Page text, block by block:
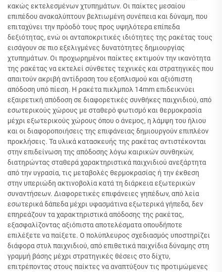
κακώς εκτελεσμένων χτυπημάτων. Οι παίκτες μεσαίου
επιπέδου ανακαλύπτουν βελτιωμένη συνέπεια και δύναμη, που
επιταχύνει την πρόοδό τους προς υψηλότερα επίπεδα
δεξιότητας, ενώ οι ανταποκριτικές ιδιότητες της ρακέτας τους
εισάγουν σε πιο εξελιγμένες δυνατότητες δημιουργίας
χτυπημάτων. Οι προχωρημένοι παίκτες εκτιμούν την ικανότητα
της ρακέτας να εκτελεί σύνθετες τεχνικές και στρατηγικές που
απαιτούν ακριβή αντίδραση του εξοπλισμού και αξιόπιστη
απόδοση υπό πίεση. Η ρακέτα πικλμπολ 14mm επιδεικνύει
εξαιρετική απόδοση σε διαφορετικές συνθήκες παιχνιδιού, από
εσωτερικούς χώρους με σταθερό φωτισμό και θερμοκρασία
μέχρι εξωτερικούς χώρους όπου ο άνεμος, η λάμψη του ήλιου
και οι διαφοροποιήσεις της επιφάνειας δημιουργούν επιπλέον
προκλήσεις. Τα υλικά κατασκευής της ρακέτας αντιστέκονται
στην επιδείνωση της απόδοσης λόγω καιρικών συνθηκών,
διατηρώντας σταθερά χαρακτηριστικά παιχνιδιού ανεξάρτητα
από την υγρασία, τις μεταβολές θερμοκρασίας ή την έκθεση
στην υπεριώδη ακτινοβολία κατά τη διάρκεια εξωτερικών
συναντήσεων. Διαφορετικές επιφάνειες γηπέδων, από λεία
εσωτερικά δάπεδα μέχρι υφασμάτινα εξωτερικά γήπεδα, δεν
επηρεάζουν τα χαρακτηριστικά απόδοσης της ρακέτας,
εξασφαλίζοντας αξιόπιστα αποτελέσματα οπουδήποτε
επιλέξετε να παίξετε. Ο πολύπλευρος σχεδιασμός υποστηρίζει
διάφορα στυλ παιχνιδιού, από επιθετικά παιχνίδια δύναμης στη
γραμμή βάσης μέχρι στρατηγικές θέσεις στο δίχτυ,
επιτρέποντας στους παίκτες να αναπτύξουν τις προτιμώμενες